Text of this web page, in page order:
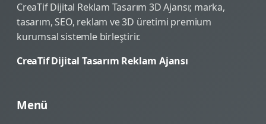
CreaTif Dijital Reklam Tasarım 3D Ajansı; marka,
tasarım, SEO, reklam ve 3D üretimi premium
kurumsal sistemle birleştirir.
CreaTif Dijital Tasarım Reklam Ajansı
Menü